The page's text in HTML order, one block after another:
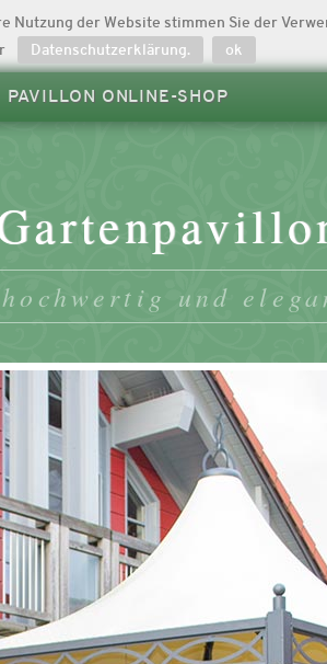
der Website stimmen Sie der
Datenschutzerklärung. ok
PAVILLON ONLINE-SHOP
und